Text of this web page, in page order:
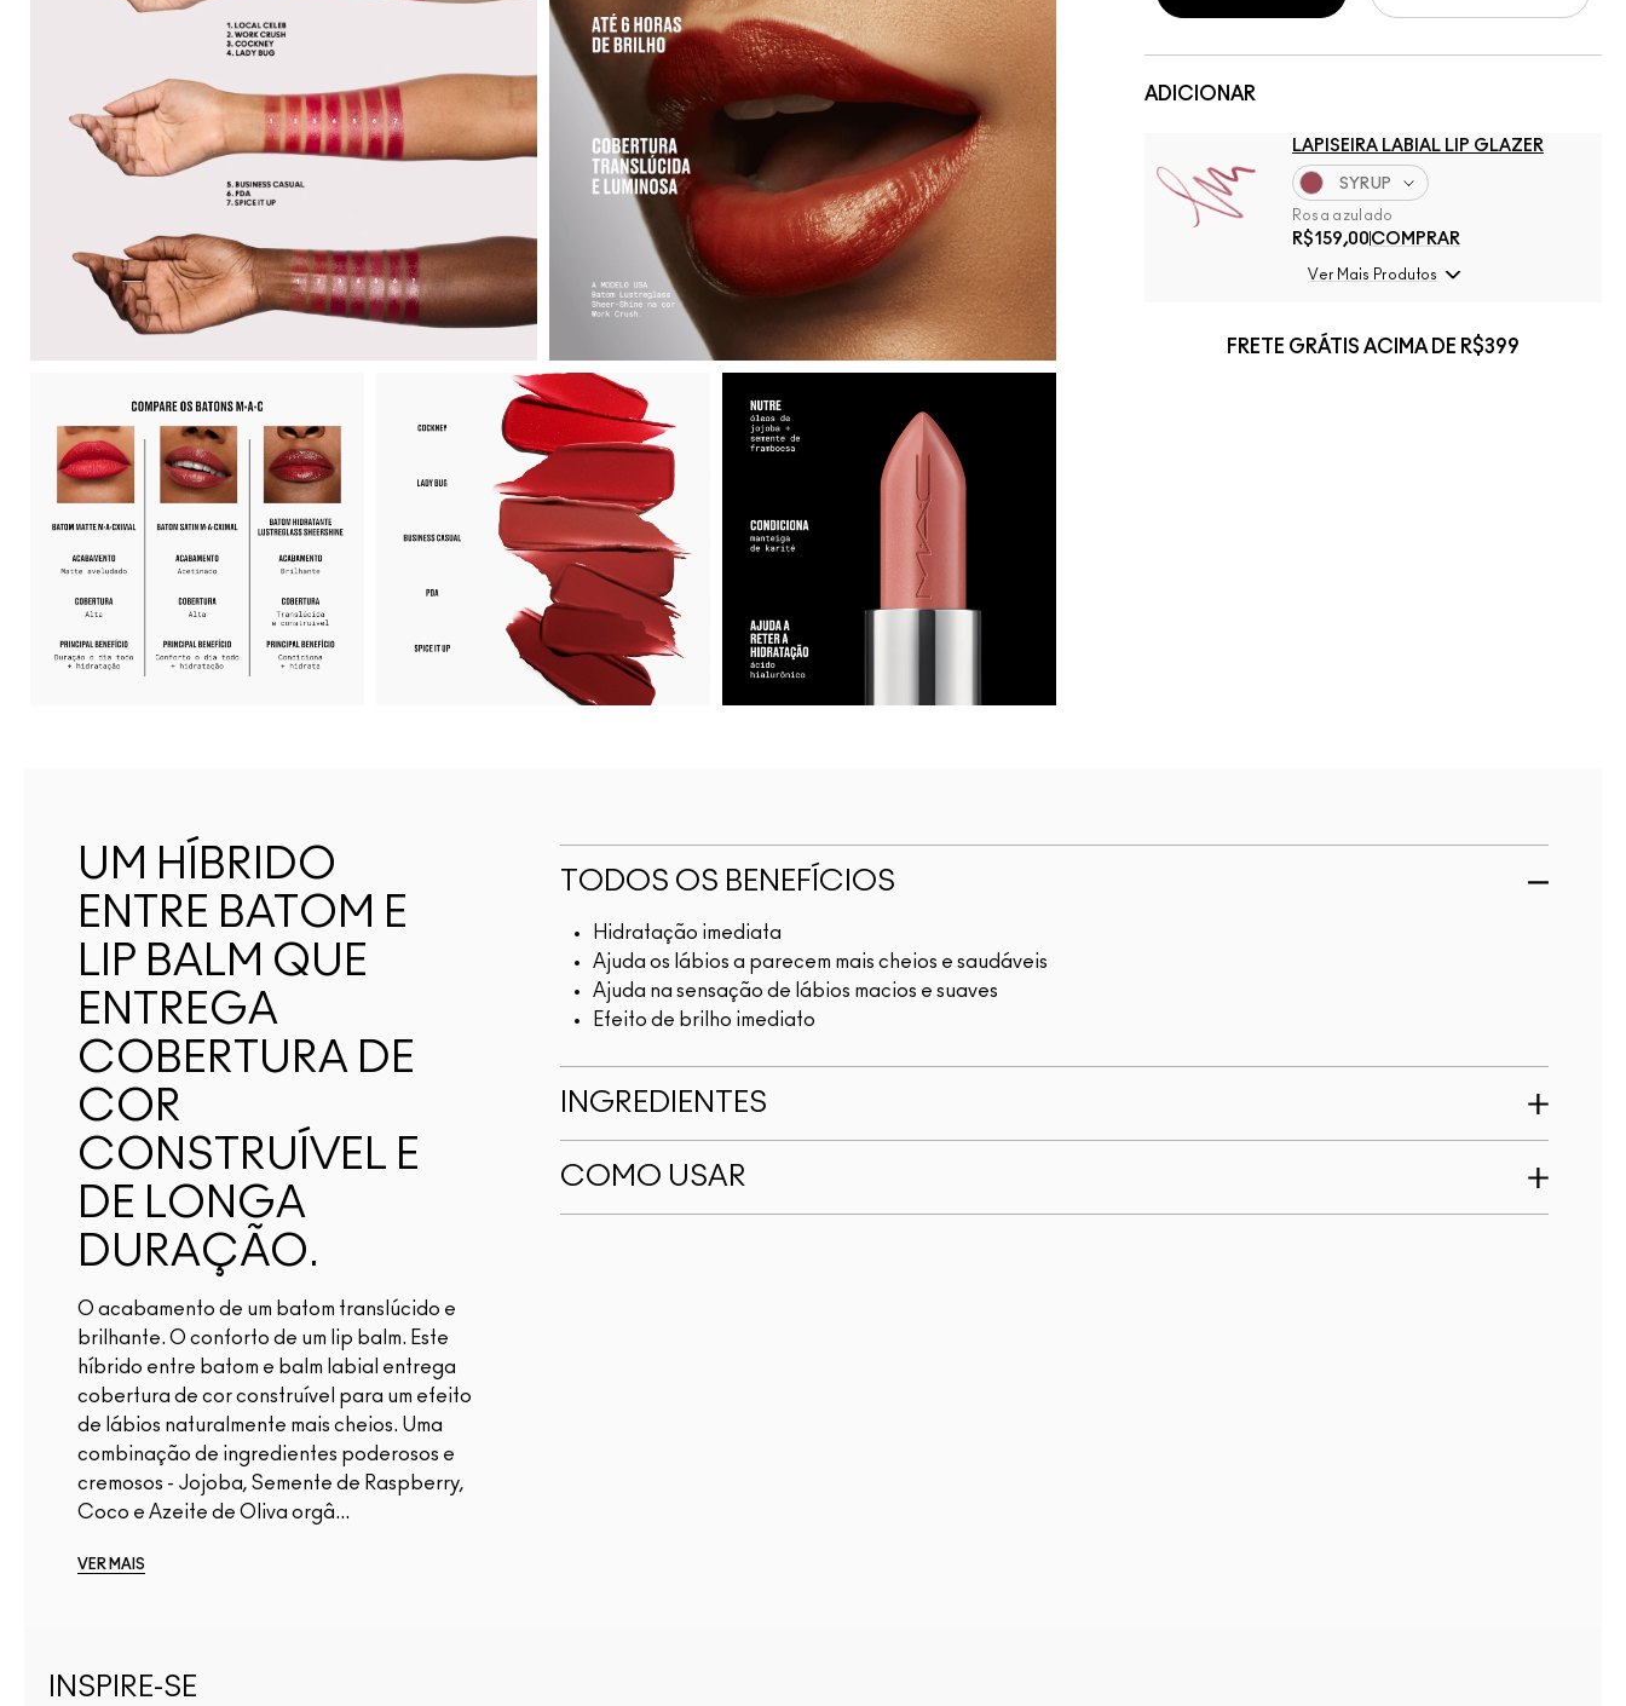
ADICIONAR
LAPISEIRA LABIAL LIP GLAZER
SYRUP
Rosa azulado
R$159,00 COMPRAR
Ver Mais Produtos
FRETE GRÁTIS ACIMA DE R$399
UM HÍBRIDO
ENTRE BATOM E
LIP BALM QUE
ENTREGA
COBERTURA DE
COR
CONSTRUÍVEL E
DE LONGA
DURAÇÃO.
O acabamento de um batom translúcido e
brilhante. O conforto de um lip balm. Este
híbrido entre batom e balm labial entrega
cobertura de cor construível para um efeito
de lábios naturalmente mais cheios. Uma
combinação de ingredientes poderosos e
cremosos - Jojoba, Semente de Raspberry,
Coco e Azeite de Oliva orgâ...
VER MAIS
TODOS OS BENEFÍCIOS
Hidratação imediata
Ajuda os lábios a parecem mais cheios e saudáveis
Ajuda na sensação de lábios macios e suaves
Efeito de brilho imediato
INGREDIENTES
COMO USAR
INSPIRE-SE